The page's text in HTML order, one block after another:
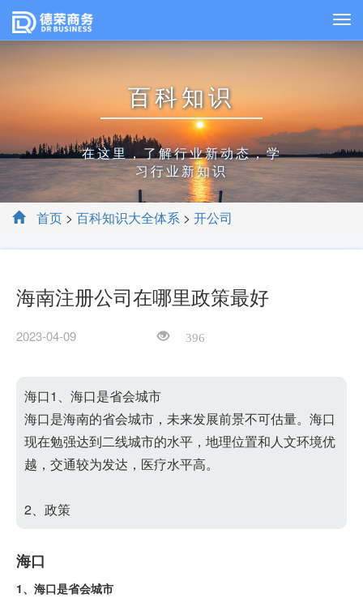
百科知识
在这里，了解行业新动态，学
习行业新知识
首页 > 百科知识大全体系 > 开公司
海南注册公司在哪里政策最好
2023-04-09 396
海口1、海口是省会城市
海口是海南的省会城市，未来发展前景不可估量。海口
现在勉强达到二线城市的水平，地理位置和人文环境优
越，交通较为发达，医疗水平高。
2、政策
海口
1、海口是省会城市